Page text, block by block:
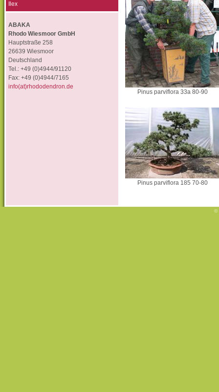
Pinus parviflora 33a 80-90
Pinus parviflora 185 70-80
Ilex
ABAKA
Rhodo Wiesmoor GmbH
Hauptstraße 258
26639 Wiesmoor
Deutschland
Tel.: +49 (0)4944/91120
Fax: +49 (0)4944/7165
info(at)rhododendron.de
©